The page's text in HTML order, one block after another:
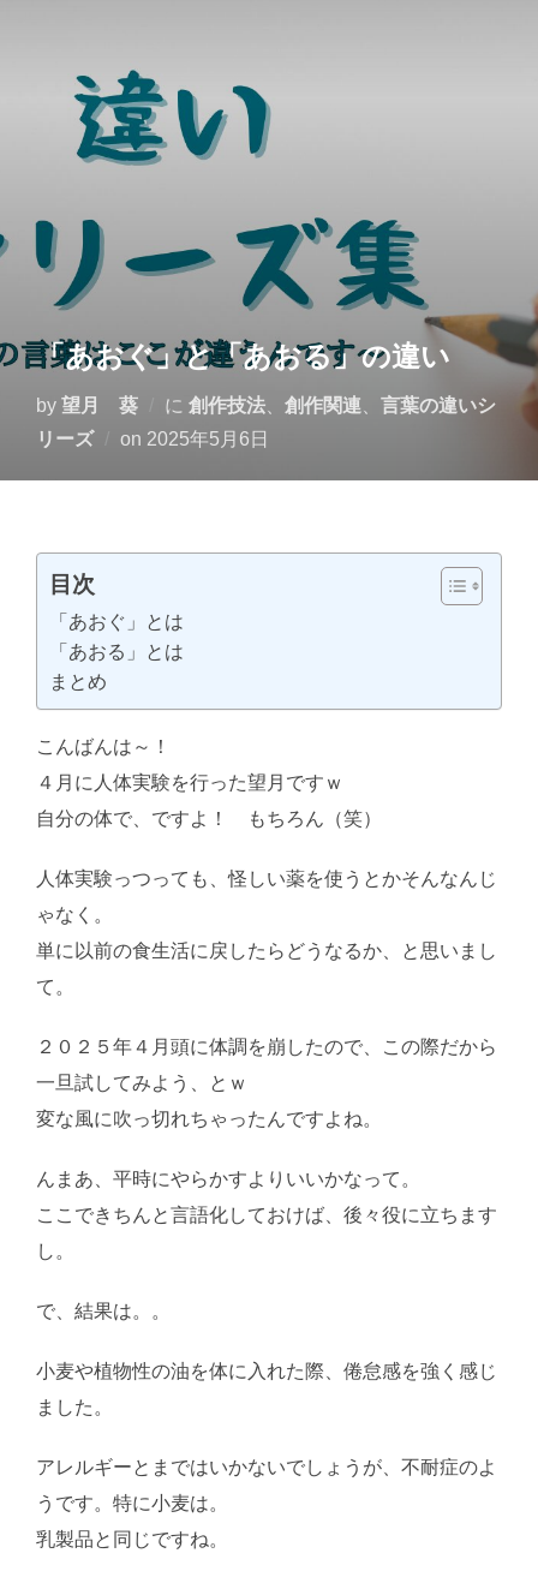
キ
「あおぐ」と「あおる」の違い
by 望月 葵 に 創作技法 創作関連
言葉の違いシ
リーズ
on 投
2025年5月6日
目次
「あおぐ」とは
「あおる」とは
まとめ
こんばんは～！
４月に人体実験を行った望月ですｗ
自分の体で、ですよ！ もちろん（笑）
人体実験っつっても、怪しい薬を使うとかそんなんじ
ゃなく。
単に以前の食生活に戻したらどうなるか、と思いまし
て。
２０２５年４月頭に体調を崩したので、この際だから
一旦試してみよう、とｗ
変な風に吹っ切れちゃったんですよね。
んまあ、平時にやらかすよりいいかなって。
ここできちんと言語化しておけば、後々役に立ちます
し。
で、結果は。。
小麦や植物性の油を体に入れた際、倦怠感を強く感じ
ました。
アレルギーとまではいかないでしょうが、不耐症のよ
うです。特に小麦は。
乳製品と同じですね。